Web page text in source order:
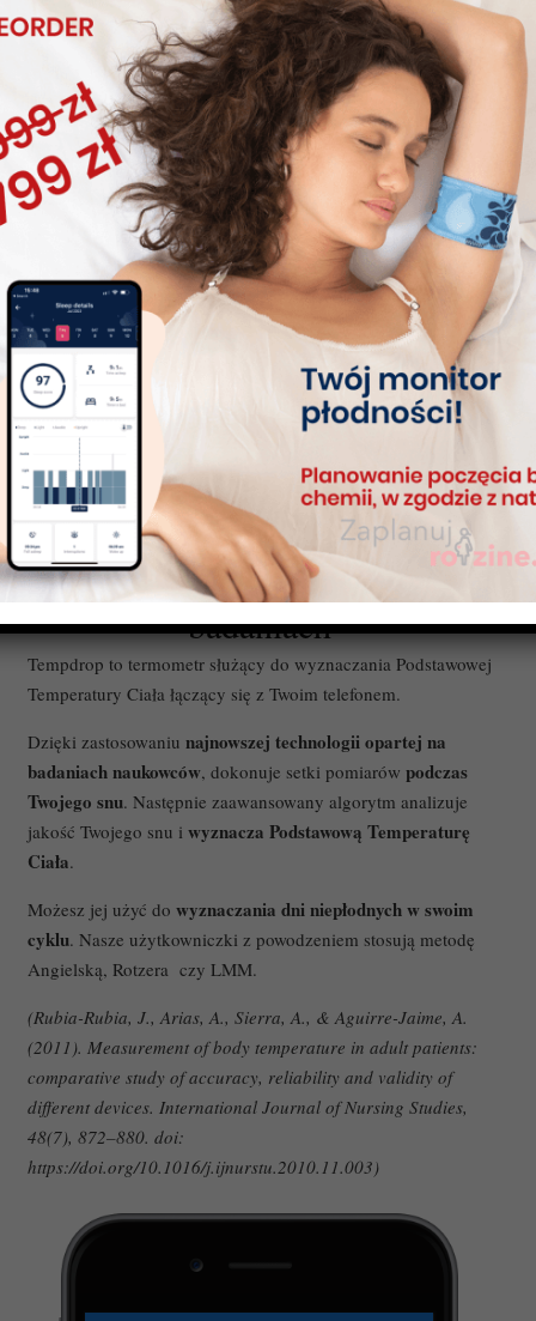
Nowoczesna technologia
opierająca się na najnowszych
badaniach
Tempdrop to termometr służący do wyznaczania Podstawowej
Temperatury Ciała łączący się z Twoim telefonem.
Dzięki zastosowaniu najnowszej technologii opartej na
badaniach naukowców, dokonuje setki pomiarów podczas
Twojego snu. Następnie zaawansowany algorytm analizuje
jakość Twojego snu i wyznacza Podstawową Temperaturę
Ciała.
Możesz jej użyć do wyznaczania dni niepłodnych w swoim
cyklu. Nasze użytkowniczki z powodzeniem stosują metodę
Angielską, Rotzera czy LMM.
(Rubia-Rubia, J., Arias, A., Sierra, A., & Aguirre-Jaime, A.
(2011). Measurement of body temperature in adult patients:
comparative study of accuracy, reliability and validity of
different devices. International Journal of Nursing Studies,
48(7), 872–880. doi:
https://doi.org/10.1016/j.ijnurstu.2010.11.003)